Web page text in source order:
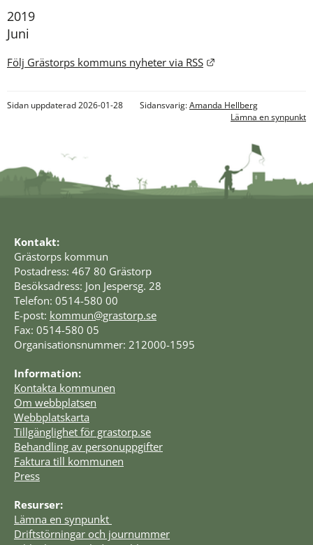
År:
2019
Juni
Följ Grästorps kommuns nyheter via RSS Länk till annan
Sidan uppdaterad 2026-01-28 Sidansvarig:Amanda Hellberg
Lämna en synpunkt
Kontakt:
Grästorps kommun
Postadress: 467 80 Grästorp
Besöksadress: Jon Jespersg. 28
Telefon: 0514-580 00
E-post: kommun@grastorp.se
Fax: 0514-580 05
Organisationsnummer: 212000-1595
Information:
Kontakta kommunen
Om webbplatsen
Webbplatskarta
Tillgänglighet för grastorp.se
Behandling av personuppgifter
Faktura till kommunen
Press
Resurser:
Lämna en synpunkt
Driftstörningar och journummer